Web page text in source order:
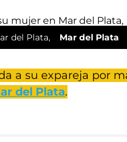
del Plata, Mar del Plata
a su expareja por
del Plata.